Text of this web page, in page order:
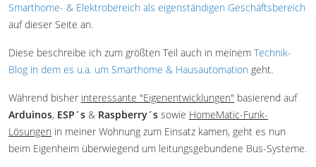
Smarthome- & Elektrobereich als eigenständigen Geschäftsbereich
auf dieser Seite an.
Diese beschreibe ich zum größten Teil auch in meinem Technik-
Blog in dem es u.a. um Smarthome & Hausautomation geht.
Während bisher interessante "Eigenentwicklungen" basierend auf
Arduinos, ESP´s & Raspberry´s sowie HomeMatic-Funk-
Lösungen in meiner Wohnung zum Einsatz kamen, geht es nun
beim Eigenheim überwiegend um leitungsgebundene Bus-Systeme.